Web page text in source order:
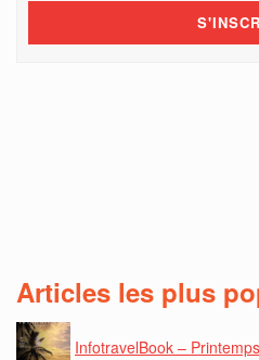
Articles les plus
InfotravelBook –